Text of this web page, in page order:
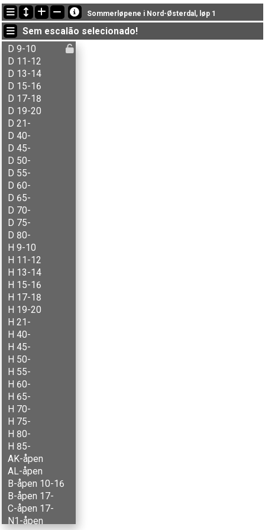
Últimas atualizações
21:34:26: Sondre S. Berg (N1-åpen) terminou with status finished
19:27:47: Simen Sørensen (H 9-10) got new status: dns
19:27:41: Ole K. Kristensen (H 55-) got new status: dns
Sommerløpene i Nord-Østerdal, løp 1
Sem escalão selecionado!
D 9-10
D 11-12
D 13-14
D 15-16
D 17-18
D 19-20
D 21-
D 40-
D 45-
D 50-
D 55-
D 60-
D 65-
D 70-
D 75-
D 80-
H 9-10
H 11-12
H 13-14
H 15-16
H 17-18
H 19-20
H 21-
H 40-
H 45-
H 50-
H 55-
H 60-
H 65-
H 70-
H 75-
H 80-
H 85-
AK-åpen
AL-åpen
B-åpen 10-16
B-åpen 17-
C-åpen 17-
N1-åpen